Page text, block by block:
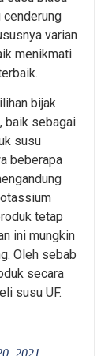
cenderung
varian
menikmati
bijak
baik sebagai
susu
beberapa
tetap
ini mungkin
Oleh sebab
secara
susu UF.
2021